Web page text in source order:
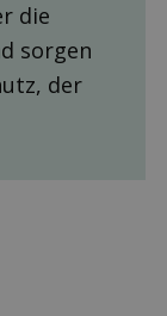
die
sorgen
der